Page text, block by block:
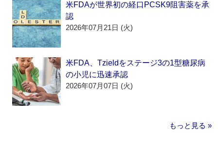
米FDAが世界初の経口PCSK9阻害薬を承
認
2026年07月21日 (火)
米FDA、Tzieldをステージ3の1型糖尿病
の小児に迅速承認
2026年07月07日 (火)
もっと見る »